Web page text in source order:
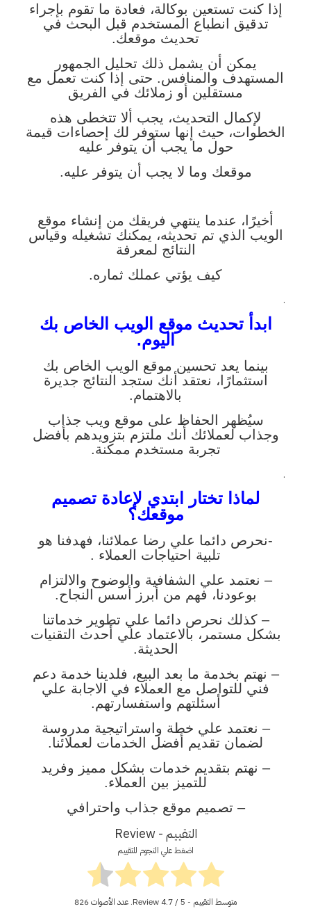
إذا كنت تستعين بوكالة، فعادة ما تقوم بإجراء
تدقيق انطباع المستخدم قبل البحث في
تحديث موقعك.
يمكن أن يشمل ذلك تحليل الجمهور
المستهدف والمنافس. حتى إذا كنت تعمل مع
مستقلين أو زملائك في الفريق
لإكمال التحديث، يجب ألا تتخطى هذه
الخطوات، حيث إنها ستوفر لك إحصاءات قيمة
حول ما يجب أن يتوفر عليه
موقعك وما لا يجب أن يتوفر عليه.
أخيرًا، عندما ينتهي فريقك من إنشاء موقع
الويب الذي تم تحديثه، يمكنك تشغيله وقياس
النتائج لمعرفة
كيف يؤتي عملك ثماره.
.
ابدأ تحديث موقع الويب الخاص بك
اليوم.
بينما يعد تحسين موقع الويب الخاص بك
استثمارًا، نعتقد أنك ستجد النتائج جديرة
بالاهتمام.
سيُظهر الحفاظ على موقع ويب جذاب
وجذاب لعملائك أنك ملتزم بتزويدهم بأفضل
تجربة مستخدم ممكنة.
.
لماذا تختار ابتدي لإعادة تصميم
موقعك؟
-نحرص دائما علي رضا عملائنا، فهدفنا هو
تلبية احتياجات العملاء .
– نعتمد علي الشفافية والوضوح والالتزام
بوعودنا، فهم من أبرز أسس النجاح.
– كذلك نحرص دائما علي تطوير خدماتنا
بشكل مستمر، بالاعتماد علي أحدث التقنيات
الحديثة.
– نهتم بخدمة ما بعد البيع، فلدينا خدمة دعم
فني للتواصل مع العملاء في الاجابة علي
أسئلتهم واستفسارتهم.
– نعتمد علي خطة واستراتيجية مدروسة
لضمان تقديم أفضل الخدمات لعملائنا.
– نهتم بتقديم خدمات بشكل مميز وفريد
للتميز بين العملاء.
– تصميم موقع جذاب واحترافي
التقييم - Review
اضغط علي النجوم للتقييم
متوسط التقييم - Review 4.7/ 5. عدد الأصوات 826